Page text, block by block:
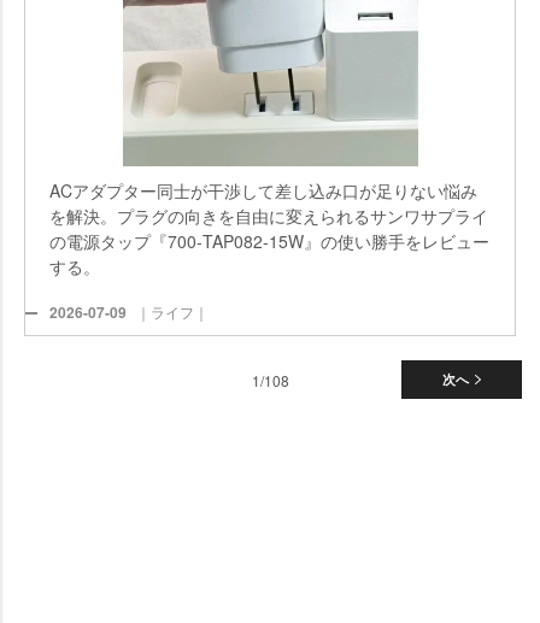
ACアダプター同士が干渉して差し込み口が足りない悩み
を解決。プラグの向きを自由に変えられるサンワサプライ
の電源タップ『700-TAP082-15W』の使い勝手をレビュー
する。
2026-07-09 ｜ライフ｜
次へ
1/108